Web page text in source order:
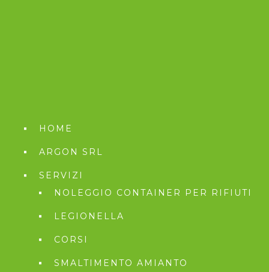
HOME
ARGON SRL
SERVIZI
NOLEGGIO CONTAINER PER RIFIUTI
LEGIONELLA
CORSI
SMALTIMENTO AMIANTO